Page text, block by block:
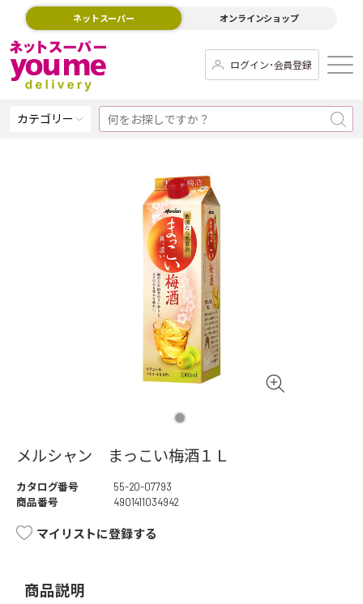
ネットスーパー オンラインショップ
ログイン･会員登録
カテゴリー
メルシャン まっこい梅酒１Ｌ
カタログ番号
55-20-07793
商品番号
4901411034942
マイリストに登録する
商品説明